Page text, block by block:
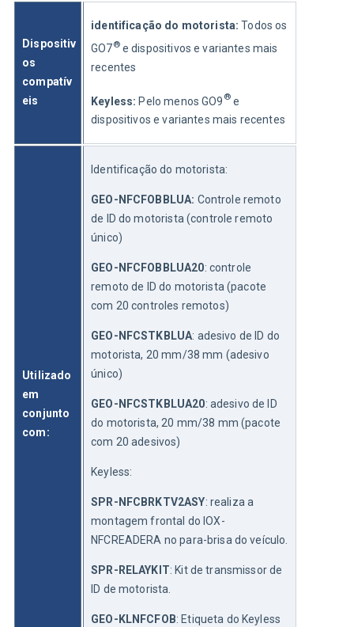
Dispositiv
os
compatív
eis
identificação do motorista: Todos os
GO7® e dispositivos e variantes mais
recentes
Keyless: Pelo menos GO9 ® e
dispositivos e variantes mais recentes
Utilizado
em
conjunto
com:
Identificação do motorista:
GEO-NFCFOBBLUA: Controle remoto
de ID do motorista (controle remoto
único)
GEO-NFCFOBBLUA20: controle
remoto de ID do motorista (pacote
com 20 controles remotos)
GEO-NFCSTKBLUA: adesivo de ID do
motorista, 20 mm/38 mm (adesivo
único)
GEO-NFCSTKBLUA20: adesivo de ID
do motorista, 20 mm/38 mm (pacote
com 20 adesivos)
Keyless:
SPR-NFCBRKTV2ASY: realiza a
montagem frontal do IOX-
NFCREADERA no para-brisa do veículo.
SPR-RELAYKIT: Kit de transmissor de
ID de motorista.
GEO-KLNFCFOB: Etiqueta do Keyless